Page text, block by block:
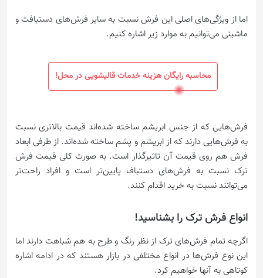
اما از ویژگی‌های اصلی این فرش نسبت به سایر فرش‌های دستبافت و
ماشینی می‌توانیم به موارد زیر اشاره کنیم.
محاسبه رایگان هزینه خدمات قالیشویی در محل!
فرش‌هایی که از جنس ابریشم ساخته شده‌اند قیمت بالاتری نسبت
به فرش‌هایی دارند که از ابریشم و پشم ساخته شده‌اند. از طرفی ابعاد
فرش هم روی قیمت آن تاثیرگذار است. به صورت کلی قیمت فرش
ترک نسبت به فرش‌های دستباف پایین‌تر است و افراد راحت‌تر
می‌توانند نسبت به خرید اقدام کنند.
انواع فرش ترک را بشناسید!
اگرچه تمام فرش‌های ترک از نظر رنگ و طرح به هم شباهت دارند اما
این نوع فرش‌ها در انواع مختلفی در بازار هستند که در ادامه اشاره
کوتاهی به آنها خواهیم کرد.